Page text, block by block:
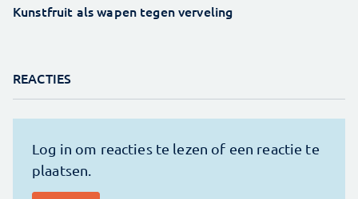
Kunstfruit als wapen tegen verveling
REACTIES